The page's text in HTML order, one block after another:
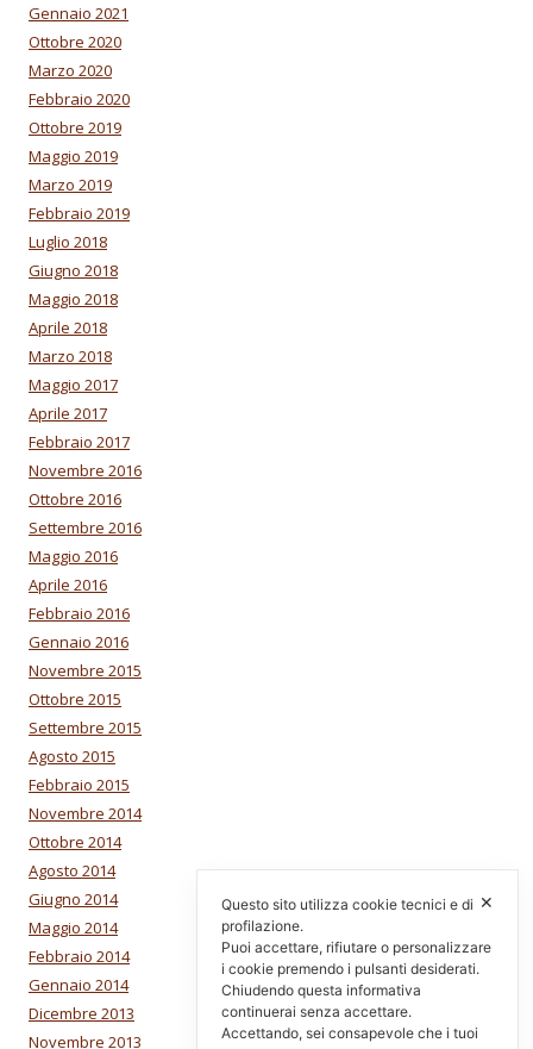
Gennaio 2021
Ottobre 2020
Marzo 2020
Febbraio 2020
Ottobre 2019
Maggio 2019
Marzo 2019
Febbraio 2019
Luglio 2018
Giugno 2018
Maggio 2018
Aprile 2018
Marzo 2018
Maggio 2017
Aprile 2017
Febbraio 2017
Novembre 2016
Ottobre 2016
Settembre 2016
Maggio 2016
Aprile 2016
Febbraio 2016
Gennaio 2016
Novembre 2015
Ottobre 2015
Settembre 2015
Agosto 2015
Febbraio 2015
Novembre 2014
Ottobre 2014
Agosto 2014
Giugno 2014
Maggio 2014
Febbraio 2014
Gennaio 2014
Dicembre 2013
Novembre 2013
✕
Questo sito utilizza cookie tecnici e di
profilazione.
Puoi accettare, rifiutare o personalizzare
i cookie premendo i pulsanti desiderati.
Chiudendo questa informativa
continuerai senza accettare.
Accettando, sei consapevole che i tuoi